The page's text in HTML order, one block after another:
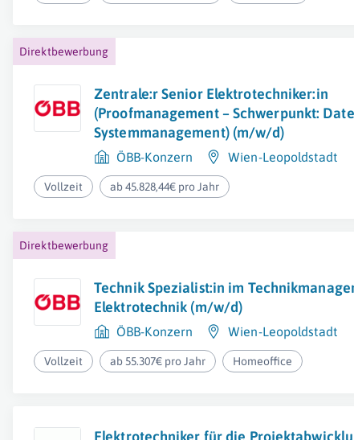
Direktbewerbung
Zentrale:r Senior Elektrotechniker:in
(Proofmanagement – Schwerpunkt:
Systemmanagement) (m/w/d)
ÖBB-Konzern Wien-Leopoldstadt
Vollzeit ab 45.828,44€ pro Jahr
Direktbewerbung
Technik Spezialist:in im
Elektrotechnik (m/w/d)
ÖBB-Konzern Wien-Leopoldstadt
Vollzeit ab 55.307€ pro Jahr Homeoffice
Elektrotechniker für die